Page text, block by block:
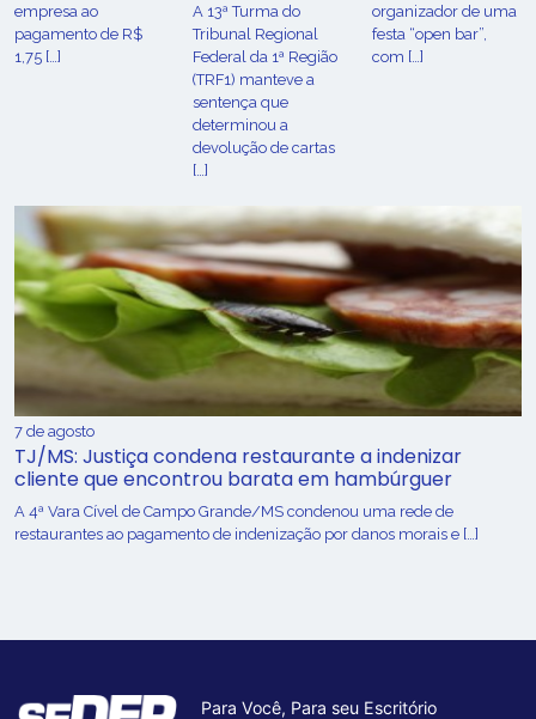
empresa ao
pagamento de R$
1,75 […]
A 13ª Turma do
Tribunal Regional
Federal da 1ª Região
(TRF1) manteve a
sentença que
determinou a
devolução de cartas
[…]
organizador de uma
festa “open bar”,
com […]
7 de agosto
TJ/MS: Justiça condena restaurante a indenizar
cliente que encontrou barata em hambúrguer
A 4ª Vara Cível de Campo Grande/MS condenou uma rede de
restaurantes ao pagamento de indenização por danos morais e […]
Para Você, Para seu Escritório